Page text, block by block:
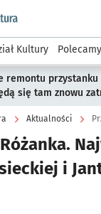
wroclaw.pl
Kultury Polecamy
remontu przystanku
się tam znowu
Aktualności
i